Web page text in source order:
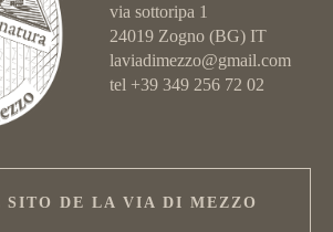
via sottoripa 1
24019 Zogno (BG) IT
laviadimezzo@gmail.com
tel +39 349 256 72 02
SITO DE LA VIA DI MEZZO